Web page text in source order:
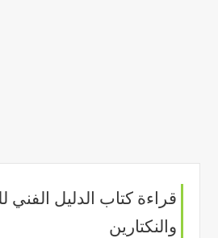
قراءة كتاب الدليل الفني
والنكتارين